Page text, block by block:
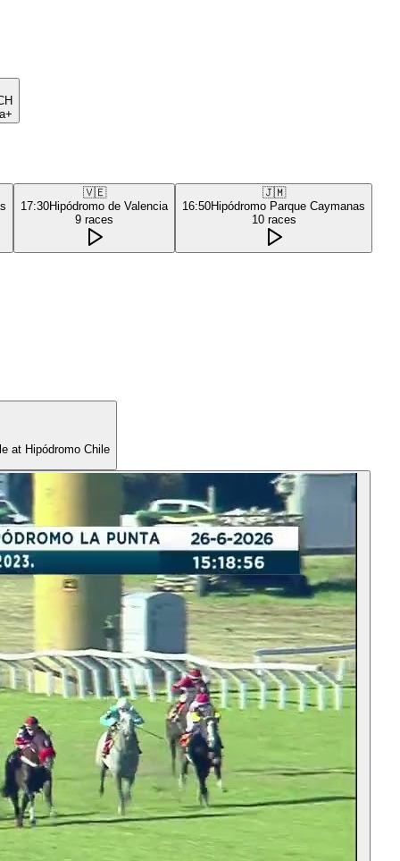
🇻🇪
17:30Hipódromo de Valencia
9 races
🇯🇲
16:50Hipódromo Parque Caymanas
10 races
at Hipódromo Chile